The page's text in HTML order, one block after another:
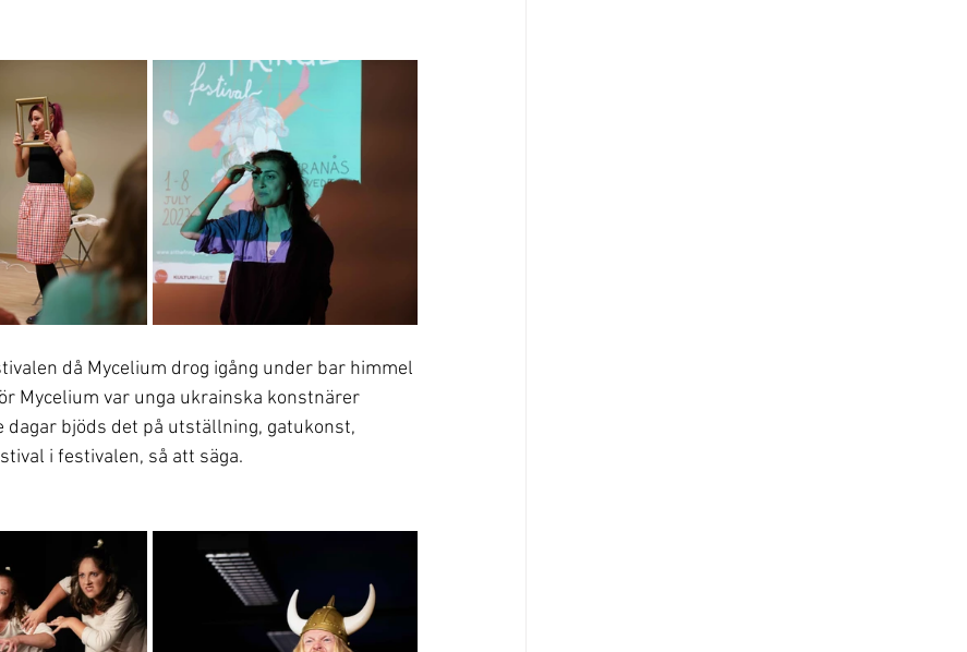
då Mycelium drog igång under bar himmel
Mycelium var unga ukrainska konstnärer
bjöds det på utställning, gatukonst,
i festivalen, så att säga.